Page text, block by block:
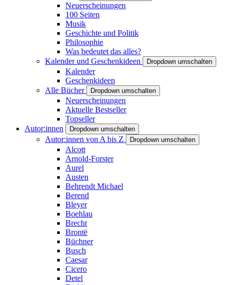
Neuerscheinungen
100 Seiten
Musik
Geschichte und Politik
Philosophie
Was bedeutet das alles?
Kalender und Geschenkideen
Dropdown umschalten
Kalender
Geschenkideen
Alle Bücher
Dropdown umschalten
Neuerscheinungen
Aktuelle Bestseller
Topseller
Autor:innen
Dropdown umschalten
Autor:innen von A bis Z Dropdown umschalten
Alcott
Arnold-Forster
Aurel
Austen
Behrendt Michael
Berend
Bleyer
Boehlau
Brecht
Brontë
Büchner
Busch
Caesar
Cicero
Detel